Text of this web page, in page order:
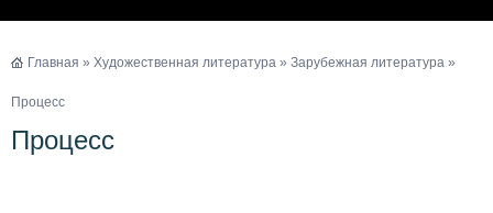
Главная » Художественная литература » Зарубежная литература »
Процесс
Процесс